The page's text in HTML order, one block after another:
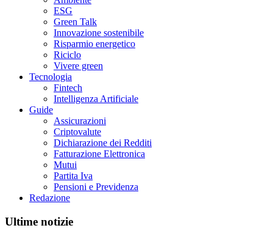
ESG
Green Talk
Innovazione sostenibile
Risparmio energetico
Riciclo
Vivere green
Tecnologia
Fintech
Intelligenza Artificiale
Guide
Assicurazioni
Criptovalute
Dichiarazione dei Redditi
Fatturazione Elettronica
Mutui
Partita Iva
Pensioni e Previdenza
Redazione
Ultime notizie